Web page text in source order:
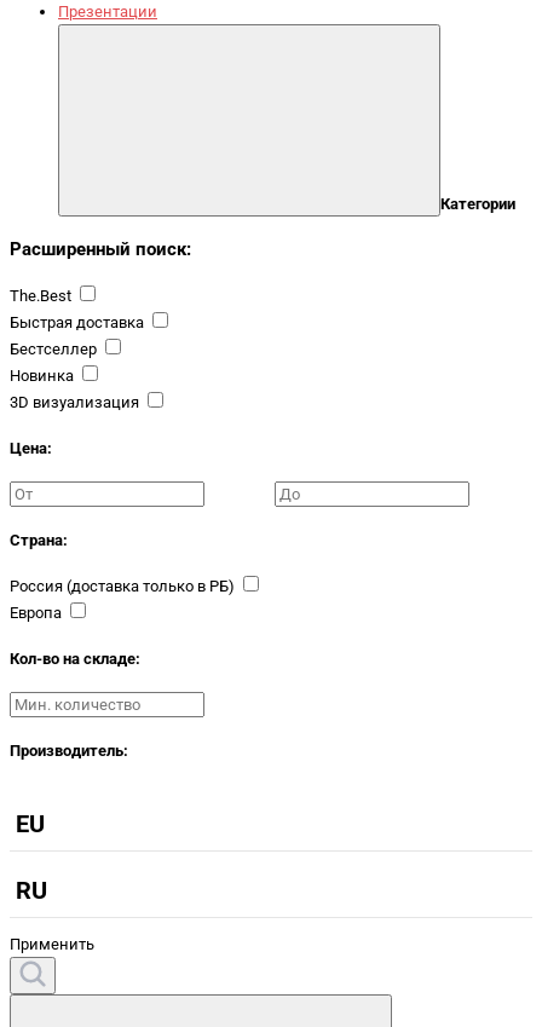
Презентации
Категории
Расширенный поиск:
The.Best
Быстрая доставка
Бестселлер
Новинка
3D визуализация
Цена:
Страна:
Россия (доставка только в РБ)
Европа
Кол-во на складе:
Производитель:
EU
RU
Применить